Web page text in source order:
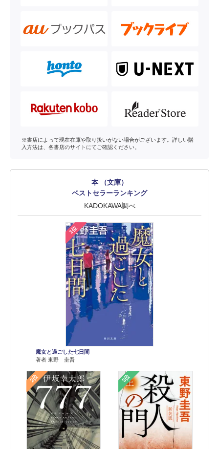
※書店によって現在在庫や取り扱いがない場合がございます。詳しい購
入方法は、各書店のサイトにてご確認ください。
本 （文庫）
ベストセラーランキング
KADOKAWA調べ
1位
魔女と過ごした七日間
著者 東野 圭吾
2位 3位